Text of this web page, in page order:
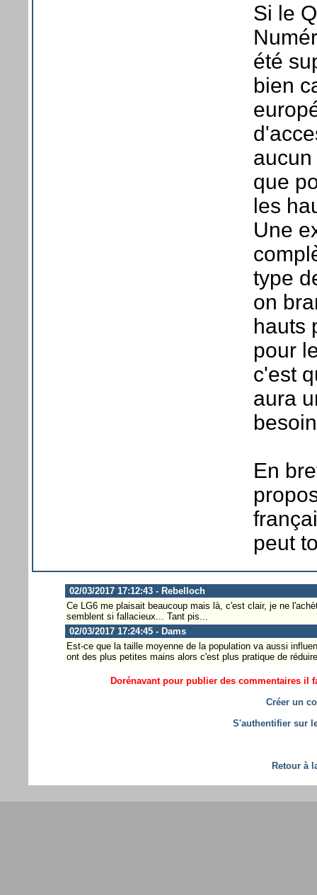
Si le
été
bien
que
les
Une
type
on
hauts
pour
c'est
aura
En
peut
02/03/2017 17:12:43 - Rebelloch
Ce LG6 me plaisait beaucoup mais là, c'est clair, je ne
semblent si fallacieux... Tant pis...
02/03/2017 17:24:45 - Dams
Est-ce que la taille moyenne de la population va aussi
ont des plus petites mains alors c'est plus pratique de
Dorénavant pour publier des commentaires il
Créer un
S'authentifier sur
Retour à